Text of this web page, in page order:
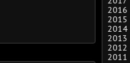
2016
2015
2014
2013
2012
2011